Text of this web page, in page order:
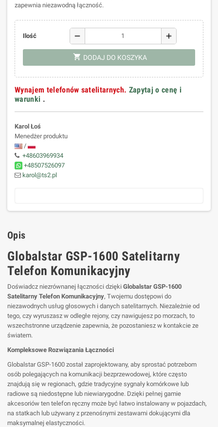
zapewnia niezawodną łączność.
Ilość remove add
shopping_cart DODAJ DO KOSZYKA
Wynajem telefonów satelitarnych. Zapytaj o cenę i
warunki .
Karol Łoś
Menedżer produktu
/
+48603969934
+48507526097
karol@ts2.pl
Opis
Globalstar GSP-1600 Satelitarny
Telefon Komunikacyjny
Doświadcz niezrównanej łączności dzięki Globalstar GSP-1600
Satelitarny Telefon Komunikacyjny, Twojemu dostępowi do
niezawodnych usług głosowych i danych satelitarnych. Niezależnie od
tego, czy wyruszasz w odległe rejony, czy nawigujesz po morzach, to
wszechstronne urządzenie zapewnia, że pozostaniesz w kontakcie ze
światem.
Kompleksowe Rozwiązania Łączności
Globalstar GSP-1600 został zaprojektowany, aby sprostać potrzebom
osób polegających na komunikacji bezprzewodowej, które często
znajdują się w regionach, gdzie tradycyjne sygnały komórkowe lub
radiowe są niedostępne lub niewiarygodne. Dzięki pełnej gamie
akcesoriów ten telefon ręczny może być łatwo instalowany w pojazdach,
na statkach lub używany z przenośnymi zestawami dokującymi dla
maksymalnej elastyczności.